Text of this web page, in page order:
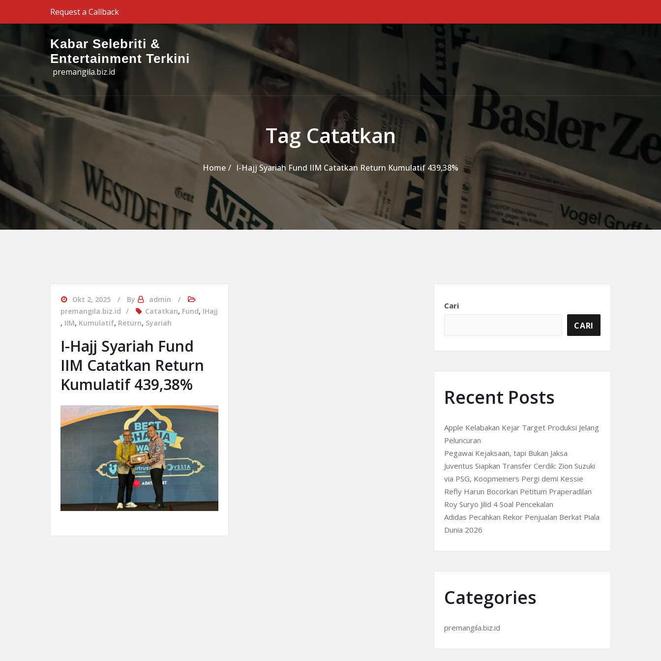
Skip to the contentRequest a Callback
Kabar Selebriti &
Entertainment Terkini
premangila.biz.id
Tag Catatkan
Home I-Hajj Syariah Fund IIM Catatkan Return Kumulatif 439,38%
Okt 2, 2025 By
admin
premangila.biz.id
Catatkan, Fund, IHajj
, IIM, Kumulatif, Return, Syariah
I-Hajj Syariah Fund
IIM Catatkan Return
Kumulatif 439,38%
Cari
CARI
Recent Posts
Apple Kelabakan Kejar Target Produksi Jelang
Peluncuran
Pegawai Kejaksaan, tapi Bukan Jaksa
Juventus Siapkan Transfer Cerdik: Zion Suzuki
via PSG, Koopmeiners Pergi demi Kessie
Refly Harun Bocorkan Petitum Praperadilan
Roy Suryo Jilid 4 Soal Pencekalan
Adidas Pecahkan Rekor Penjualan Berkat Piala
Dunia 2026
Categories
premangila.biz.id